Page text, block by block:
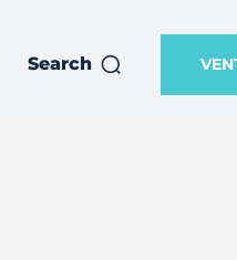
Search